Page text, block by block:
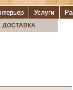
Услуги
ДОСТАВКА